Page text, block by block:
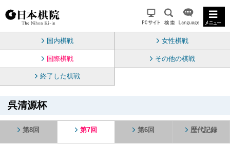
国内棋戦 女性棋戦
国際棋戦 その他の棋戦
終了した棋戦
呉清源杯
第8回 第7回 第6回 歴代記録